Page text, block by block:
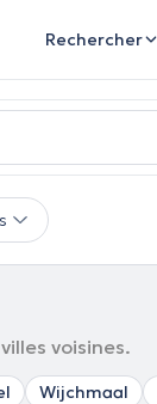
Rechercher
voisines.
Wijchmaal